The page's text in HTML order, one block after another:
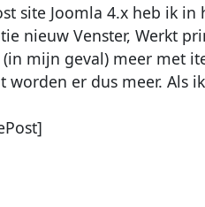
site Joomla 4.x heb ik
nieuw Venster, Werkt
mijn geval) meer met
er dus meer. Als